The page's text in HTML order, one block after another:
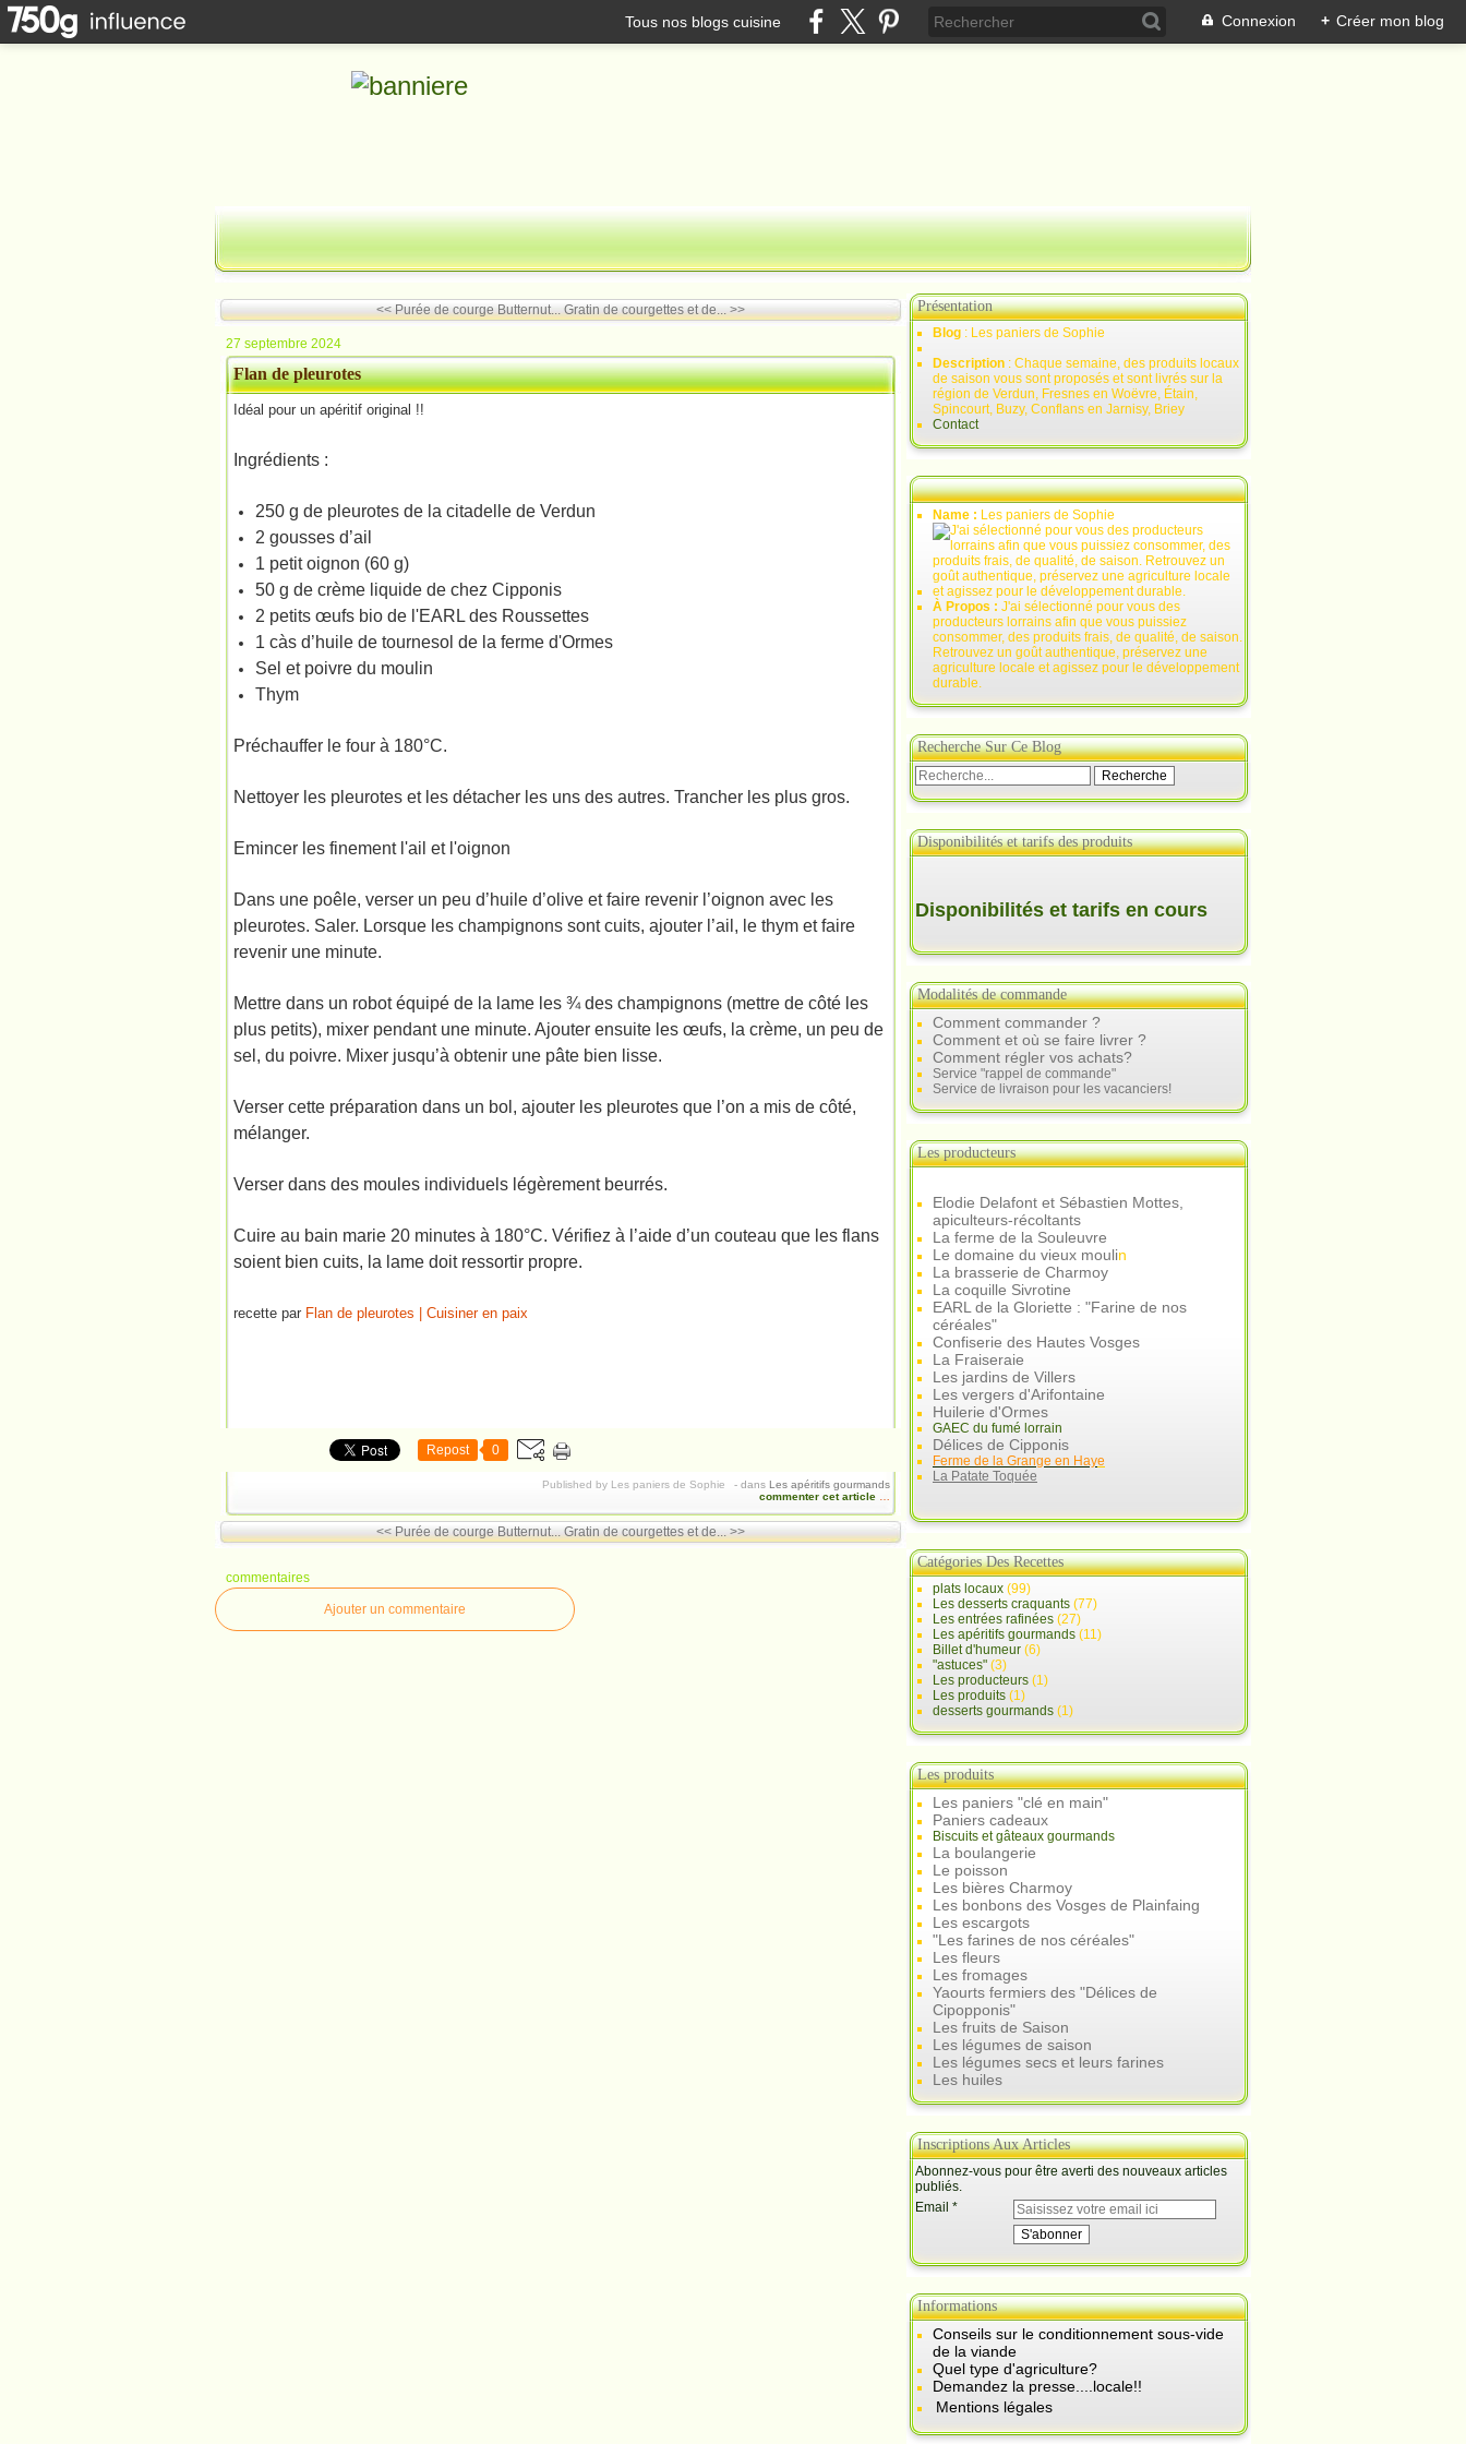
Tous nos blogs cuisine Connexion + Créer mon blog
<< Purée de courge Butternut... Gratin de courgettes et de... >>
27 septembre 2024
Flan de pleurotes
Idéal pour un apéritif original !!
Ingrédients :
250 g de pleurotes de la citadelle de Verdun
2 gousses d’ail
1 petit oignon (60 g)
50 g de crème liquide de chez Cipponis
2 petits œufs bio de l'EARL des Roussettes
1 càs d’huile de tournesol de la ferme d'Ormes
Sel et poivre du moulin
Thym
Préchauffer le four à 180°C.
Nettoyer les pleurotes et les détacher les uns des autres. Trancher les plus gros.
Emincer les finement l'ail et l'oignon
Dans une poêle, verser un peu d’huile d’olive et faire revenir l’oignon avec les
pleurotes. Saler. Lorsque les champignons sont cuits, ajouter l’ail, le thym et faire
revenir une minute.
Mettre dans un robot équipé de la lame les ¾ des champignons (mettre de côté les
plus petits), mixer pendant une minute. Ajouter ensuite les œufs, la crème, un peu de
sel, du poivre. Mixer jusqu’à obtenir une pâte bien lisse.
Verser cette préparation dans un bol, ajouter les pleurotes que l’on a mis de côté,
mélanger.
Verser dans des moules individuels légèrement beurrés.
Cuire au bain marie 20 minutes à 180°C. Vérifiez à l’aide d’un couteau que les flans
soient bien cuits, la lame doit ressortir propre.
recette par Flan de pleurotes | Cuisiner en paix
Repost 0
Published by Les paniers de Sophie - dans Les apéritifs gourmands
commenter cet article
<< Purée de courge Butternut... Gratin de courgettes et de... >>
commentaires
Ajouter un commentaire
Présentation
Blog : Les paniers de Sophie
Description : Chaque semaine, des produits locaux
de saison vous sont proposés et sont livrés sur la
région de Verdun, Fresnes en Woëvre, Étain,
Spincourt, Buzy, Conflans en Jarnisy, Briey
Contact
Name : Les paniers de Sophie
À Propos : J'ai sélectionné pour vous des
producteurs lorrains afin que vous puissiez
consommer, des produits frais, de qualité, de saison.
Retrouvez un goût authentique, préservez une
agriculture locale et agissez pour le développement
durable.
Recherche Sur Ce Blog
Disponibilités et tarifs des produits
Disponibilités et tarifs en cours
Modalités de commande
Comment commander ?
Comment et où se faire livrer ?
Comment régler vos achats?
Service "rappel de commande"
Service de livraison pour les vacanciers!
Les producteurs
Elodie Delafont et Sébastien Mottes,
apiculteurs-récoltants
La ferme de la Souleuvre
Le domaine du vieux moulin
La brasserie de Charmoy
La coquille Sivrotine
EARL de la Gloriette : "Farine de nos
céréales"
Confiserie des Hautes Vosges
La Fraiseraie
Les jardins de Villers
Les vergers d'Arifontaine
Huilerie d'Ormes
GAEC du fumé lorrain
Délices de Cipponis
Ferme de la Grange en Haye
La Patate Toquée
Catégories Des Recettes
plats locaux (99)
Les desserts craquants (77)
Les entrées rafinées (27)
Les apéritifs gourmands (11)
Billet d'humeur (6)
"astuces" (3)
Les producteurs (1)
Les produits (1)
desserts gourmands (1)
Les produits
Les paniers "clé en main"
Paniers cadeaux
Biscuits et gâteaux gourmands
La boulangerie
Le poisson
Les bières Charmoy
Les bonbons des Vosges de Plainfaing
Les escargots
"Les farines de nos céréales"
Les fleurs
Les fromages
Yaourts fermiers des "Délices de
Cipopponis"
Les fruits de Saison
Les légumes de saison
Les légumes secs et leurs farines
Les huiles
Inscriptions Aux Articles
Abonnez-vous pour être averti des nouveaux articles
publiés.
Email
Informations
Conseils sur le conditionnement sous-vide
de la viande
Quel type d'agriculture?
Demandez la presse....locale!!
Mentions légales